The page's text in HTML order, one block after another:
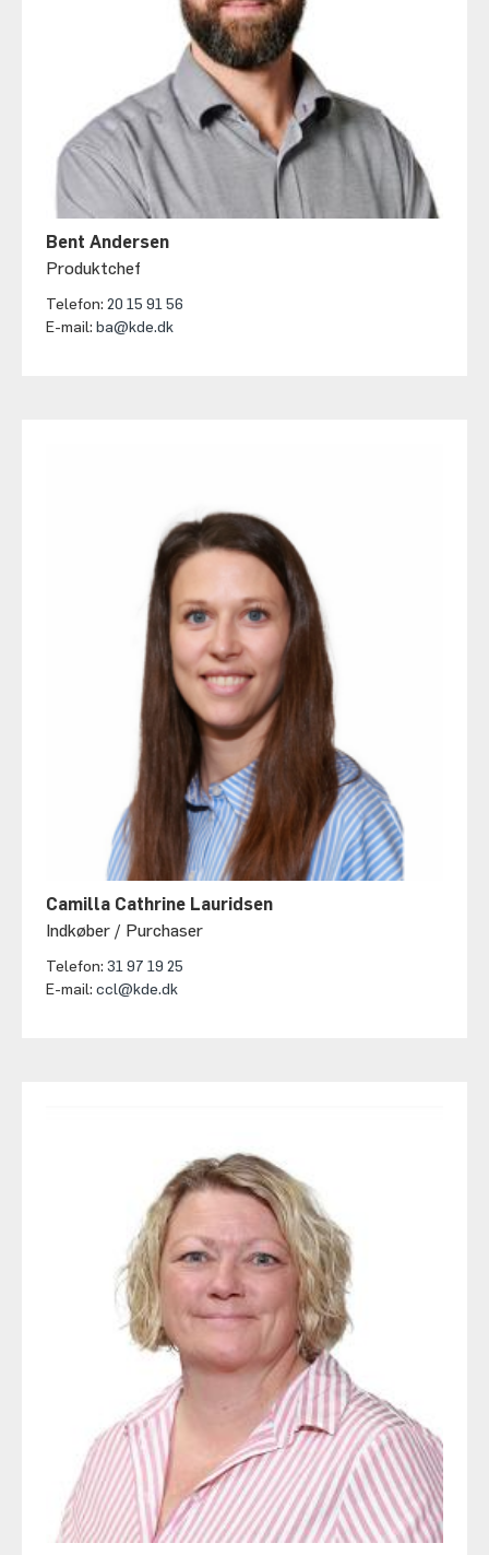
Bent Andersen
Produktchef
Telefon: 20 15 91 56
E-mail: ba@kde.dk
Camilla Cathrine Lauridsen
Indkøber / Purchaser
Telefon: 31 97 19 25
E-mail: ccl@kde.dk